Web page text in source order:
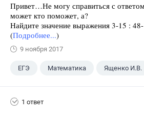
Привет…Не могу справиться с
может кто поможет, а?
Найдите значение выражения 3-15 :
(Подробнее...)
9 ноября 2017
ЕГЭ Математика Ященко И.В.
1 ответ